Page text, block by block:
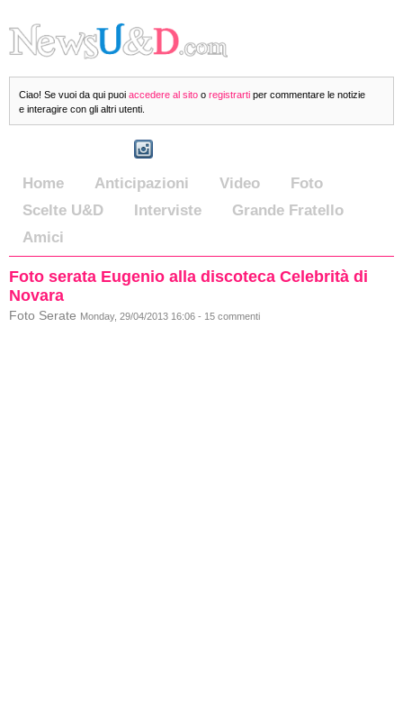
Ciao! Se vuoi da qui puoi accedere al sito o registrarti per commentare le notizie
e interagire con gli altri utenti.
Home Anticipazioni Video
Foto
Scelte U&D
Interviste
Grande Fratello
Amici
Foto serata Eugenio alla discoteca Celebrità di
Novara
Foto Serate Monday, 29/04/2013 16:06 - 15 commenti